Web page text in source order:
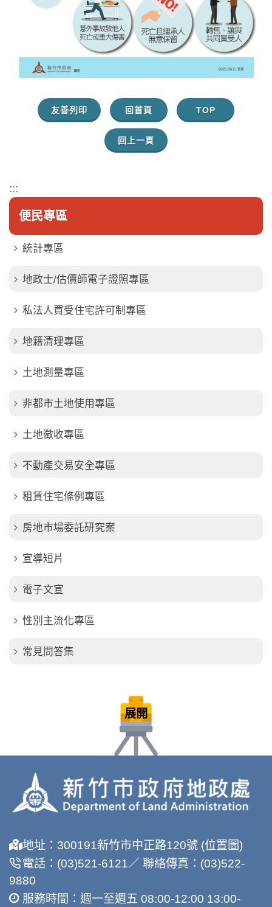
:::
便民專區
統計專區
地政士/估價師電子證照專區
私法人買受住宅許可制專區
地籍清理專區
土地測量專區
非都市土地使用專區
土地徵收專區
不動產交易安全專區
租賃住宅條例專區
房地市場委託研究案
宣導短片
電子文宣
性別主流化專區
常見問答集
友善列印 回首頁 TOP
回上一頁
展開
地址：300191新竹市中正路120號 (位置圖)
電話：(03)521-6121／ 聯絡傳真：(03)522-
9880
服務時間：週一至週五 08:00-12:00 13:00-